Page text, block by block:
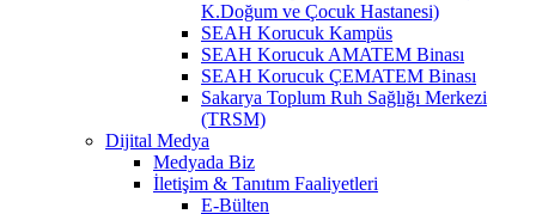
K.Doğum ve Çocuk Hastanesi)
SEAH Korucuk Kampüs
SEAH Korucuk AMATEM Binası
SEAH Korucuk ÇEMATEM Binası
Sakarya Toplum Ruh Sağlığı Merkezi
(TRSM)
Dijital Medya
Medyada Biz
İletişim & Tanıtım Faaliyetleri
E-Bülten